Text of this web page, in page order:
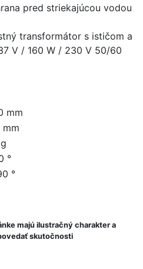
pred striekajúcou vodou
transformátor s ističom a
V / 160 W / 230 V 50/60
mm
mm
°
°
majú ilustračný charakter a
skutočnosti